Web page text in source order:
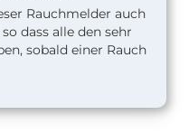
Rauchmelder auch
dass alle den sehr
sobald einer Rauch